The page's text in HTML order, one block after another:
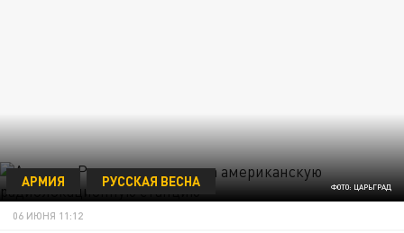
ФОТО: ЦАРЬГРАД
АРМИЯ РУССКАЯ ВЕСНА
06 ИЮНЯ 11:12